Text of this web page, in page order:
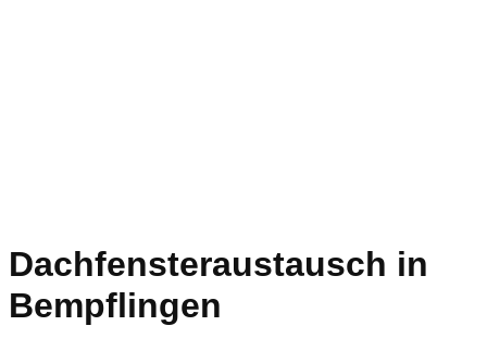
Dachfensteraustausch in
Bempflingen